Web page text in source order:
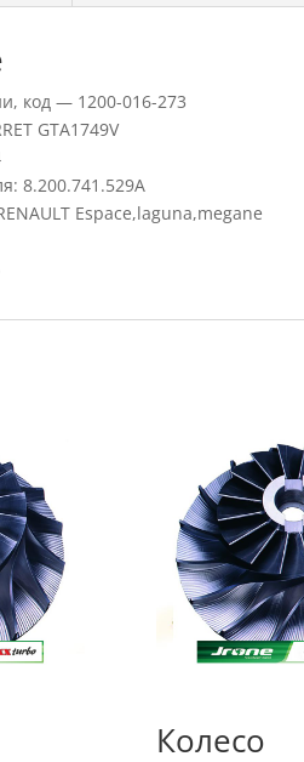
код — 1200-016-273
GTA1749V
8.200.741.529A
Espace,laguna,megane
Колесо